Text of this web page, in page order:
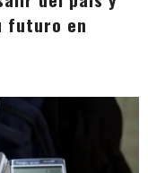
futuro en